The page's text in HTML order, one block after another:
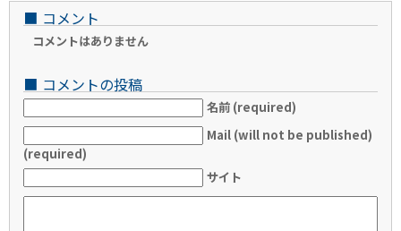
■ コメント
コメントはありません
■ コメントの投稿
名前 (required)
Mail (will not be published)
(required)
サイト